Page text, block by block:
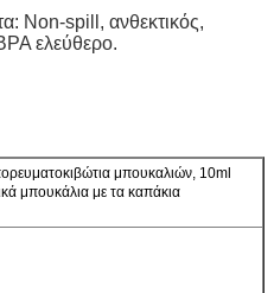
Non-spill, ανθεκτικός,
ελεύθερο.
μπουκαλιών, 10ml
μπουκάλια με τα καπάκια